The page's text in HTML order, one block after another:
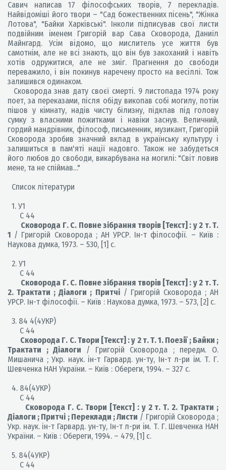
Савич написав 17 філософських творів, 7 перекладів.
Найвідоміші його твори – "Сад божественних пісень", "Жінка
Лотова", "Байки Харківські". Інколи підписував свої листи
подвійним іменем Григорій вар Сава Сковорода, Даниїл
Майнгард. Усім відомо, що мислитель усе життя був
самотнім, але не всі знають, що він був закоханий і навіть
хотів одружитися, але не зміг. Прагнення до свободи
переважило, і він покинув наречену просто на весіллі. Тож
залишився одинаком.
Сковорода знав дату своєї смерті. 9 листопада 1974 року
поет, за переказами, після обіду викопав собі могилу, потім
пішов у кімнату, надів чисту білизну, підклав під голову
сумку з власними пожитками і навіки заснув. Величний,
гордий мандрівник, філософ, письменник, музикант, Григорій
Сковорода зробив значний вклад в українську культуру і
залишиться в пам'яті нації надовго. Також не забудеться
його любов до свободи, викарбувана на могилі: "Світ ловив
мене, та не спіймав…"
Список літератури
1. У1
С 44
Сковорода Г. С. Повне зібрання творів [Текст] : у 2 т. Т.
1 / Григорій Сковорода ; АН УРСР. Ін-т філософії. – Київ :
Наукова думка, 1973. – 530, [1] с.
2. У1
С 44
Сковорода Г. С. Повне зібрання творів [Текст] : у 2 т. Т.
2. Трактати ; Діалоги ; Притчі/ Григорій Сковорода ; АН
УРСР. Ін-т філософії. – Київ : Наукова думка, 1973. – 573, [2] с.
3. 84 4(4УКР)
С 44
Сковорода Г. С. Твори [Текст] : у 2 т. Т. 1. Поезії ; Байки ;
Трактати ; Діалоги
/ Григорій Сковорода ; передм. О.
Мишанича ; Укр. наук. ін-т Гарвард. ун-ту, Ін-т л-ри ім. Т. Г.
Шевченка НАН України. – Київ : Обереги, 1994. – 327 с.
4. 84(4УКР)
С 44
Сковорода Г. С. Твори [Текст] : у 2 т. Т. 2. Трактати ;
Діалоги ; Притчі ; Переклади ; Листи / Григорій Сковорода ;
Укр. наук. ін-т Гарвард. ун-ту, Ін-т л-ри ім. Т. Г. Шевченка НАН
України. – Київ : Обереги, 1994. – 479, [1] с.
5. 84(4УКР)
С 44